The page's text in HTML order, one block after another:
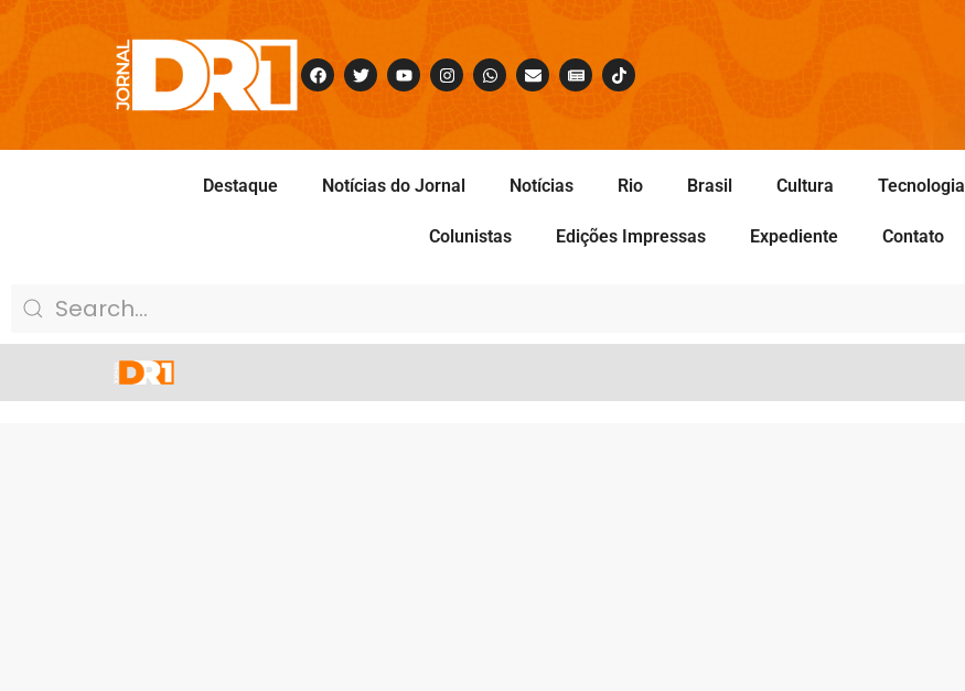
Destaque Notícias do Jornal Notícias Rio Brasil Cultura Tecnologia
Colunistas Edições Impressas Expediente Contato